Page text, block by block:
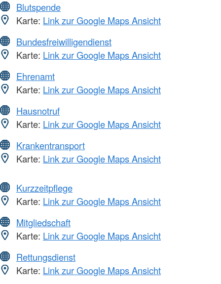
Blutspende
Karte: Link zur Google Maps Ansicht
Bundesfreiwilligendienst
Karte: Link zur Google Maps Ansicht
Ehrenamt
Karte: Link zur Google Maps Ansicht
Hausnotruf
Karte: Link zur Google Maps Ansicht
Krankentransport
Karte: Link zur Google Maps Ansicht
Kurzzeitpflege
Karte: Link zur Google Maps Ansicht
Mitgliedschaft
Karte: Link zur Google Maps Ansicht
Rettungsdienst
Karte: Link zur Google Maps Ansicht